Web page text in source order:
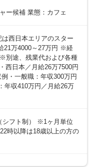
ー候補 業態：カフェ
西日本エリアのスター
21万4000～27万円 ※経
別途、残業代および各種
日本／月給26万7500円
・一般職：年収300万円
年収410万円／月給26万
シフト制） ※1ヶ月単位
時以降は18歳以上の方の